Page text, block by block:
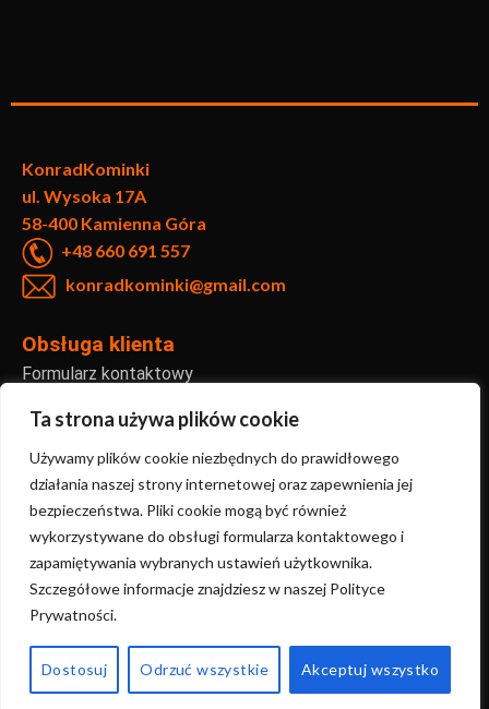
Ta strona używa plików cookie
Używamy plików cookie niezbędnych do prawidłowego
działania naszej strony internetowej oraz zapewnienia jej
bezpieczeństwa. Pliki cookie mogą być również
wykorzystywane do obsługi formularza kontaktowego i
zapamiętywania wybranych ustawień użytkownika.
Szczegółowe informacje znajdziesz w naszej Polityce
Prywatności.
Dostosuj Odrzuć wszystkie Akceptuj wszystko
KonradKominki
ul. Wysoka 17A
58-400 Kamienna Góra
+48 660 691 557
konradkominki@gmail.com
Obsługa klienta
Formularz kontaktowy
Reklamacje i zwroty
Informacje
Regulamin sklepu internetowego
Polityka prywatności
FAQ – najczęściej zadawane pytania
Copyright ©2024 KonradKominki | Stworzone przez
Sanmac.studio